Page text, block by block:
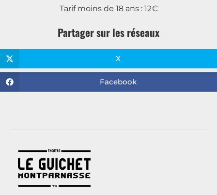
Tarif moins de 18 ans : 12€
Partager sur les réseaux
X
Facebook